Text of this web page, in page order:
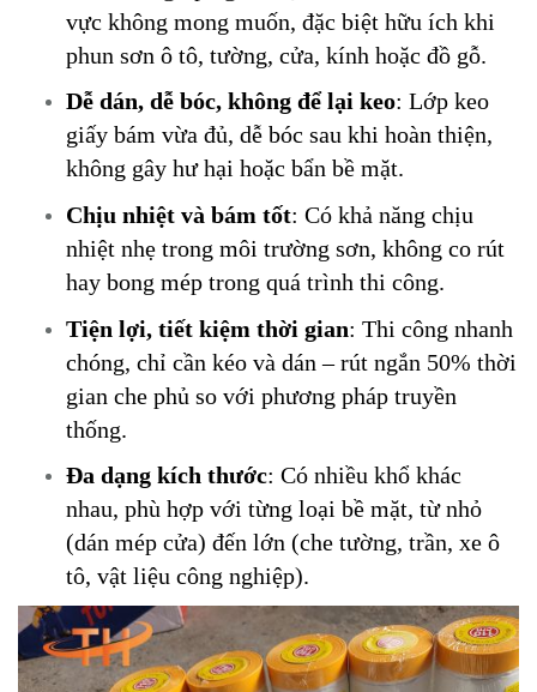
vực không mong muốn, đặc biệt hữu ích khi
phun sơn ô tô, tường, cửa, kính hoặc đồ gỗ.
Dễ dán, dễ bóc, không để lại keo: Lớp keo
giấy bám vừa đủ, dễ bóc sau khi hoàn thiện,
không gây hư hại hoặc bẩn bề mặt.
Chịu nhiệt và bám tốt: Có khả năng chịu
nhiệt nhẹ trong môi trường sơn, không co rút
hay bong mép trong quá trình thi công.
Tiện lợi, tiết kiệm thời gian: Thi công nhanh
chóng, chỉ cần kéo và dán – rút ngắn 50% thời
gian che phủ so với phương pháp truyền
thống.
Đa dạng kích thước: Có nhiều khổ khác
nhau, phù hợp với từng loại bề mặt, từ nhỏ
(dán mép cửa) đến lớn (che tường, trần, xe ô
tô, vật liệu công nghiệp).